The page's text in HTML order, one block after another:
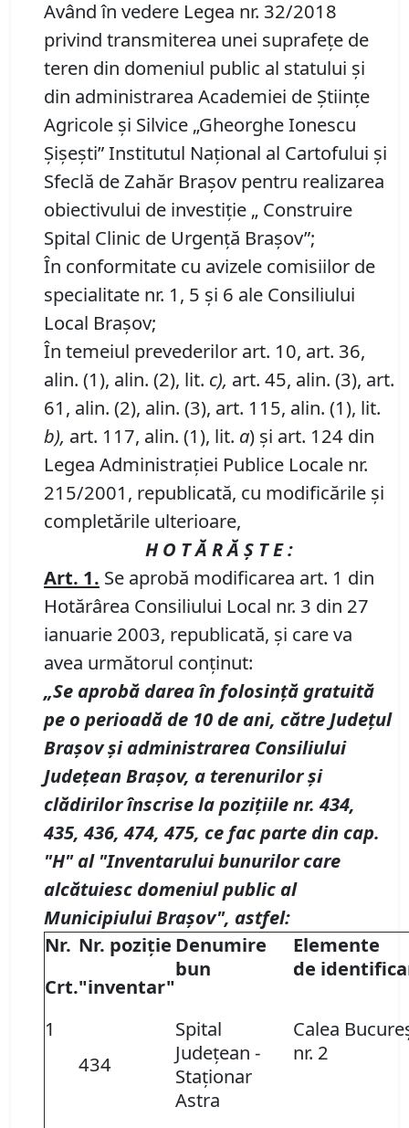
Având în vedere Legea nr. 32/2018
privind transmiterea unei suprafeţe de
teren din domeniul public al statului şi
din administrarea Academiei de Ştiinţe
Agricole şi Silvice „Gheorghe Ionescu
Şişeşti” Institutul Naţional al Cartofului şi
Sfeclă de Zahăr Braşov pentru realizarea
obiectivului de investiţie „ Construire
Spital Clinic de Urgenţă Braşov”;
În conformitate cu avizele comisiilor de
specialitate nr. 1, 5 şi 6 ale Consiliului
Local Braşov;
În temeiul prevederilor art. 10, art. 36,
alin. (1), alin. (2), lit. c), art. 45, alin. (3), art.
61, alin. (2), alin. (3), art. 115, alin. (1), lit.
b), art. 117, alin. (1), lit. a) şi art. 124 din
Legea Administraţiei Publice Locale nr.
215/2001, republicată, cu modificările şi
completările ulterioare,
H O T Ă R Ă Ş T E :
Art. 1. Se aprobă modificarea art. 1 din
Hotărârea Consiliului Local nr. 3 din 27
ianuarie 2003, republicată, şi care va
avea următorul conţinut:
„Se aprobă darea în folosinţă gratuită
pe o perioadă de 10 de ani, către Judeţul
Braşov şi administrarea Consiliului
Judeţean Braşov, a terenurilor şi
clădirilor înscrise la poziţiile nr. 434,
435, 436, 474, 475, ce fac parte din cap.
"H" al "Inventarului bunurilor care
alcătuiesc domeniul public al
Municipiului Braşov", astfel:
Nr.
Crt.
Nr. poziţie
"inventar"
Denumire
bun
Elemente
de
1
434
Spital
Judeţean -
Staţionar
Astra
Calea
nr. 2